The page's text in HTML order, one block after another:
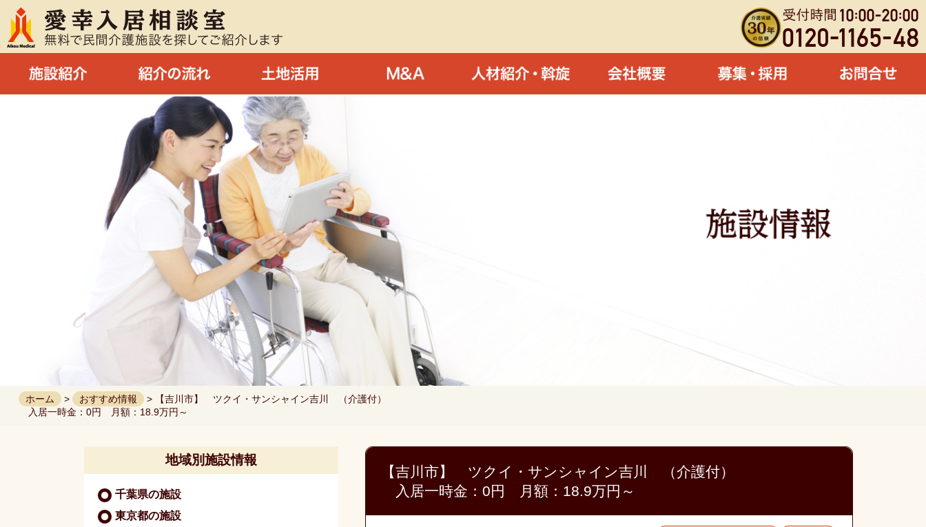
ホーム > おすすめ情報
> 【吉川市】 ツクイ・サンシャイン吉川 （介護付）
入居一時金：0円 月額：18.9万円～
【吉川市】 ツクイ・サンシャイン吉川 （介護付）
入居一時金：0円 月額：18.9万円～
地域別施設情報
千葉県の施設
東京都の施設